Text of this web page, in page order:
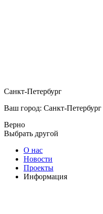
Санкт-Петербург
Ваш город: Санкт-Петербург
Верно
Выбрать другой
О нас
Новости
Проекты
Информация